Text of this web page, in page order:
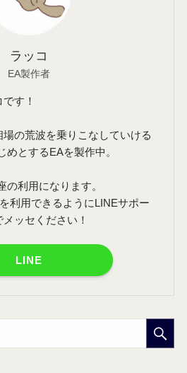
ラッコ
EA製作者
す！
の荒波を乗りこなしていける
めとするEAを製作中。
の利用になります。
利用できるようにLINEサポー
ッセください！
LINE